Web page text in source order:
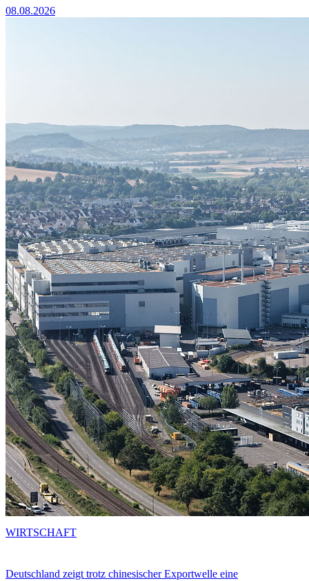
08.08.2026
Deutschland zeigt trotz chinesischer Exportwelle eine
WIRTSCHAFT